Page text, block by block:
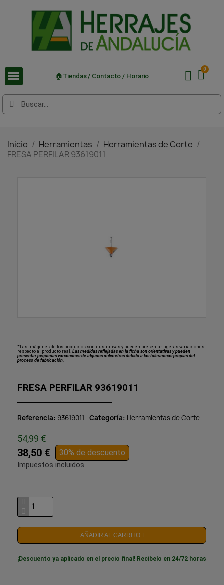
🏠Tiendas / Contacto / Horario
Inicio Herramientas
Herramientas de Corte
FRESA PERFILAR 93619011
*Las imágenes de los productos son ilustrativas y pueden presentar ligeras variaciones
respecto al producto real. Las medidas reflejadas en la ficha son orientativas y pueden
presentar pequeñas variaciones de algunos milímetros debido a las tolerancias propias del
proceso de fabricación.
FRESA PERFILAR 93619011
Referencia 93619011 Categoría Herramientas de Corte
54,99 €
38,50 € 30% de descuento
Impuestos incluidos
AÑADIR AL CARRITO
¡Descuento ya aplicado en el precio final! Recíbelo en 24/72 horas